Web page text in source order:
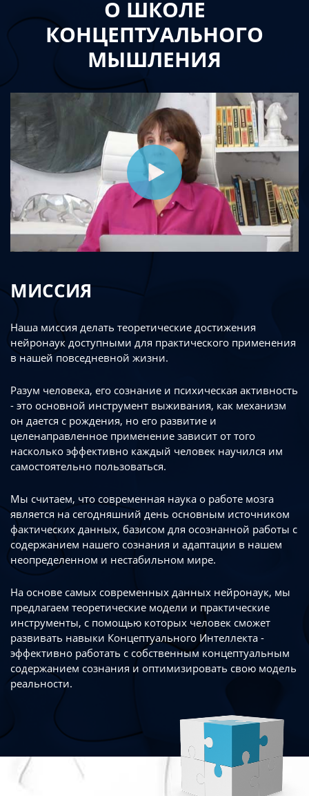
О ШКОЛЕ
КОНЦЕПТУАЛЬНОГО
МЫШЛЕНИЯ
МИССИЯ
Наша миссия делать теоретические достижения
нейронаук доступными для практического применения
в нашей повседневной жизни.
Разум человека, его сознание и психическая активность
- это основной инструмент выживания, как механизм
он дается с рождения, но его развитие и
целенаправленное применение зависит от того
насколько эффективно каждый человек научился им
самостоятельно пользоваться.
Мы считаем, что современная наука о работе мозга
является на сегодняшний день основным источником
фактических данных, базисом для осознанной работы с
содержанием нашего сознания и адаптации в нашем
неопределенном и нестабильном мире.
На основе самых современных данных нейронаук, мы
предлагаем теоретические модели и практические
инструменты, с помощью которых человек сможет
развивать навыки Концептуального Интеллекта -
эффективно работать с собственным концептуальным
содержанием сознания и оптимизировать свою модель
реальности.